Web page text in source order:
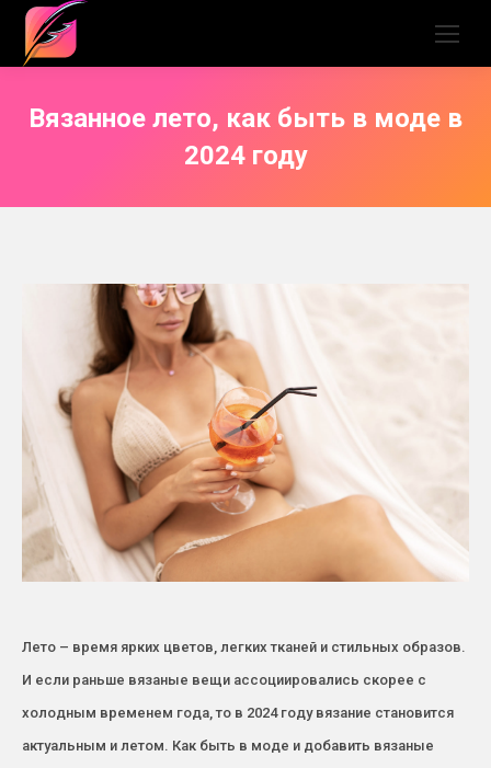
Вязанное лето, как быть в моде в
2024 году
Лето – время ярких цветов, легких тканей и стильных образов.
И если раньше вязаные вещи ассоциировались скорее с
холодным временем года, то в 2024 году вязание становится
актуальным и летом. Как быть в моде и добавить вязаные